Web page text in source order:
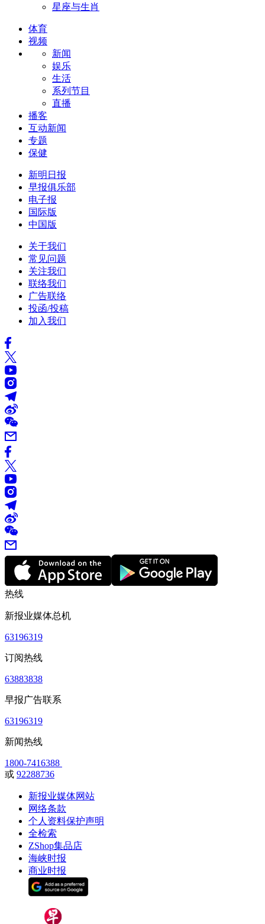
星座与生肖
体育
视频
新闻
娱乐
生活
系列节目
直播
播客
互动新闻
专题
保健
新明日报
早报俱乐部
电子报
国际版
中国版
关于我们
常见问题
关注我们
联络我们
广告联络
投函/投稿
加入我们
热线
新报业媒体总机
63196319
订阅热线
63883838
早报广告联系
63196319
新闻热线
1800-7416388
或 92288736
新报业媒体网站
网络条款
个人资料保护声明
全检索
ZShop集品店
海峡时报
商业时报